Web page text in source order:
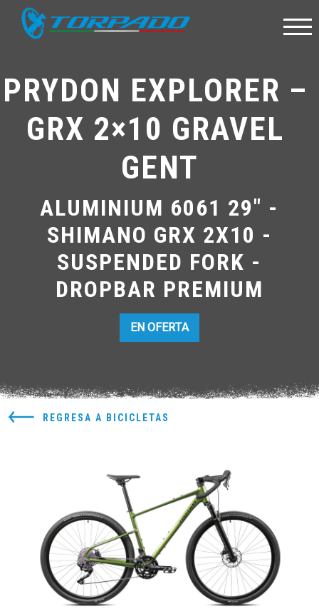
PRYDON EXPLORER –
GRX 2×10 GRAVEL
GENT
ALUMINIUM 6061 29" -
SHIMANO GRX 2X10 -
SUSPENDED FORK -
DROPBAR PREMIUM
EN OFERTA
REGRESA A BICICLETAS